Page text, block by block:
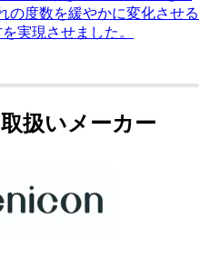
取扱いメーカー